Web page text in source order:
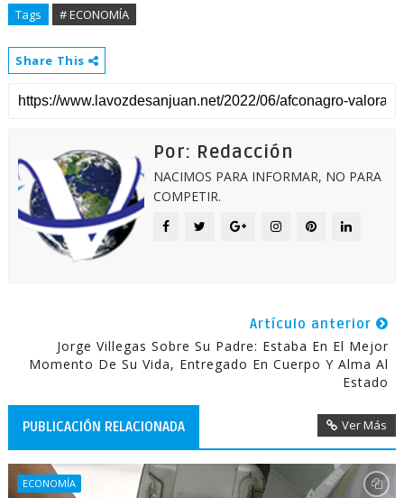
Tags # ECONOMÍA
Share This
Por: Redacción
NACIMOS PARA INFORMAR, NO PARA
COMPETIR.
Artículo anterior
Jorge Villegas Sobre Su Padre: Estaba En El Mejor
Momento De Su Vida, Entregado En Cuerpo Y Alma Al
Estado
PUBLICACIÓN RELACIONADA Ver Más
ECONOMÍA